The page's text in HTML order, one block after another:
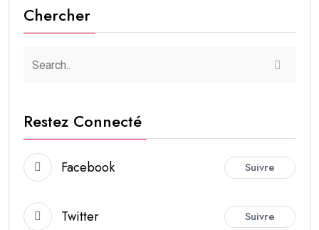
Chercher
Restez Connecté
Facebook Suivre
Twitter Suivre